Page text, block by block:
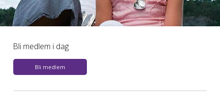
Bli medlem i dag
Bli medlem